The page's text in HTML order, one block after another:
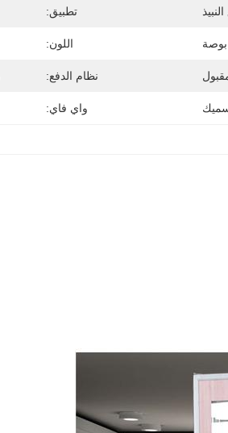
تطبيق:
اللون:
نظام الدفع:
واي فاي: